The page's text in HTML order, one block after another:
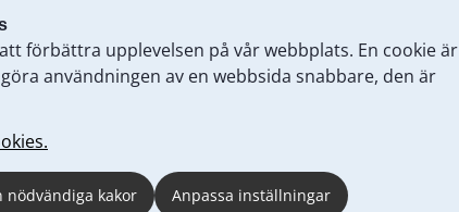
förbättra upplevelsen på vår webbplats. En cookie är
användningen av en webbsida snabbare, den är
nödvändiga kakor Anpassa inställningar